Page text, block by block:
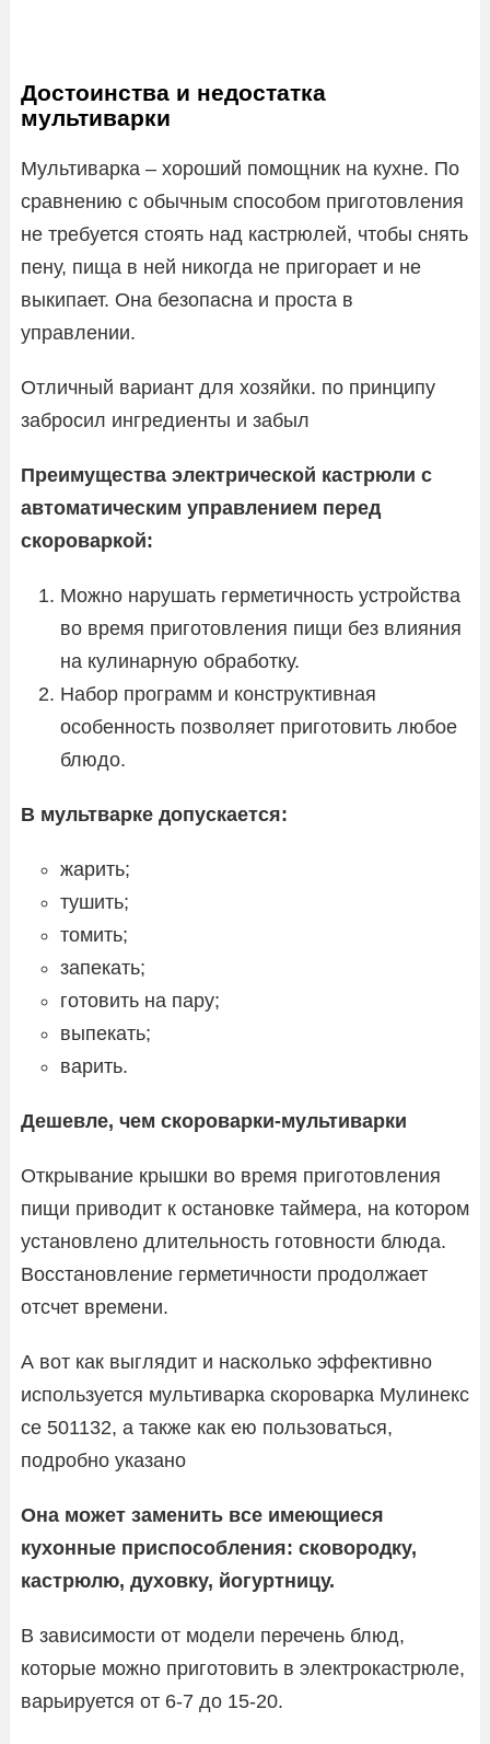
Достоинства и недостатка
мультиварки
Мультиварка – хороший помощник на кухне. По
сравнению с обычным способом приготовления
не требуется стоять над кастрюлей, чтобы снять
пену, пища в ней никогда не пригорает и не
выкипает. Она безопасна и проста в
управлении.
Отличный вариант для хозяйки. по принципу
забросил ингредиенты и забыл
Преимущества электрической кастрюли с
автоматическим управлением перед
скороваркой:
Можно нарушать герметичность устройства
во время приготовления пищи без влияния
на кулинарную обработку.
Набор программ и конструктивная
особенность позволяет приготовить любое
блюдо.
В мультварке допускается:
жарить;
тушить;
томить;
запекать;
готовить на пару;
выпекать;
варить.
Дешевле, чем скороварки-мультиварки
Открывание крышки во время приготовления
пищи приводит к остановке таймера, на котором
установлено длительность готовности блюда.
Восстановление герметичности продолжает
отсчет времени.
А вот как выглядит и насколько эффективно
используется мультиварка скороварка Мулинекс
се 501132, а также как ею пользоваться,
подробно указано
Она может заменить все имеющиеся
кухонные приспособления: сковородку,
кастрюлю, духовку, йогуртницу.
В зависимости от модели перечень блюд,
которые можно приготовить в электрокастрюле,
варьируется от 6-7 до 15-20.